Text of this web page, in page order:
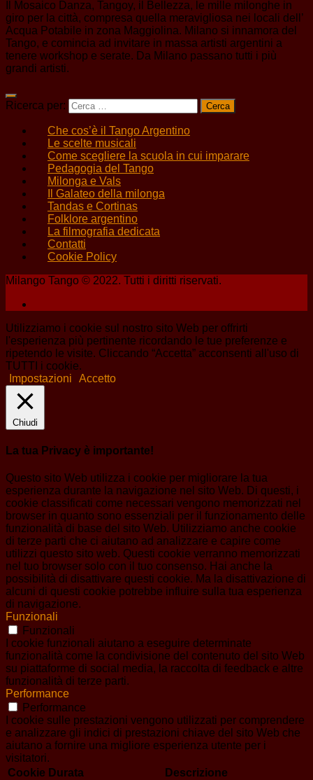
Il Mosaico Danza, Tangoy, il Bellezza, le mille milonghe in
giro per la città, compresa quella meravigliosa nei locali dell’
Acqua Potabile in zona Maggiolina. Milano si innamora del
Tango, e comincia ad invitare in massa artisti argentini a
tenere workshop e serate. Da Milano passano tutti i più
grandi artisti.
Ricerca per:
Che cos’è il Tango Argentino
Le scelte musicali
Come scegliere la scuola in cui imparare
Pedagogia del Tango
Milonga e Vals
Il Galateo della milonga
Tandas e Cortinas
Folklore argentino
La filmografia dedicata
Contatti
Cookie Policy
Milango Tango © 2022. Tutti i diritti riservati.
Utilizziamo i cookie sul nostro sito Web per offrirti
l'esperienza più pertinente ricordando le tue preferenze e
ripetendo le visite. Cliccando “Accetta” acconsenti all'uso di
TUTTI i cookie.
Impostazioni
Accetto
Chiudi
La tua Privacy è importante!
Questo sito Web utilizza i cookie per migliorare la tua
esperienza durante la navigazione nel sito Web. Di questi, i
cookie classificati come necessari vengono memorizzati nel
browser in quanto sono essenziali per il funzionamento delle
funzionalità di base del sito Web. Utilizziamo anche cookie
di terze parti che ci aiutano ad analizzare e capire come
utilizzi questo sito web. Questi cookie verranno memorizzati
nel tuo browser solo con il tuo consenso. Hai anche la
possibilità di disattivare questi cookie. Ma la disattivazione di
alcuni di questi cookie potrebbe influire sulla tua esperienza
di navigazione.
Funzionali
Funzionali
I cookie funzionali aiutano a eseguire determinate
funzionalità come la condivisione del contenuto del sito Web
su piattaforme di social media, la raccolta di feedback e altre
funzionalità di terze parti.
Performance
Performance
I cookie sulle prestazioni vengono utilizzati per comprendere
e analizzare gli indici di prestazioni chiave del sito Web che
aiutano a fornire una migliore esperienza utente per i
visitatori.
Cookie Durata Descrizione